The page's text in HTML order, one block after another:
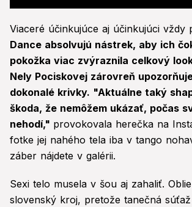
seconds
of
7
seconds
Viaceré účinkujúce aj účinkujúci vždy
Dance absolvujú nástrek, aby ich
pokožka viac zvýraznila celkový
Nely Pociskovej zárovreň
dokonalé krivky. "Aktuálne taký
škoda, že nemôžem ukázať, počas
nehodí," provokovala herečka na
fotke jej nahého tela iba v tango
záber nájdete v galérii.
Sexi telo musela v šou aj zahaliť.
slovenský kroj, pretože tanečná